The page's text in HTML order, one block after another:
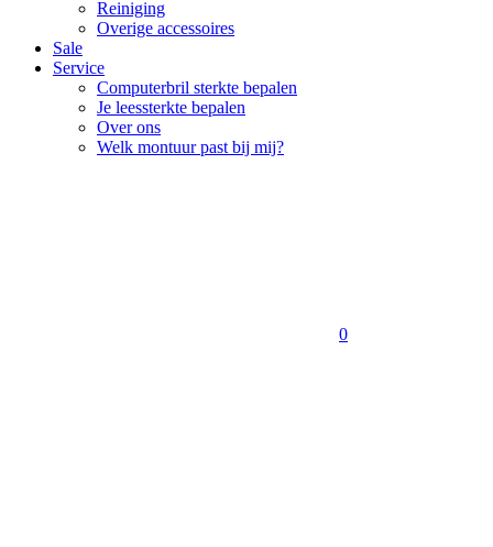
Reiniging
Overige accessoires
Sale
Service
Computerbril sterkte bepalen
Je leessterkte bepalen
Over ons
Welk montuur past bij mij?
0